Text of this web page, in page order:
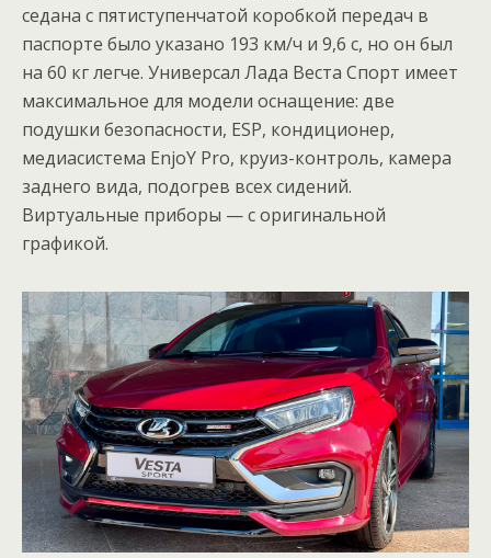
седана с пятиступенчатой коробкой передач в
паспорте было указано 193 км/ч и 9,6 с, но он был
на 60 кг легче. Универсал Лада Веста Спорт имеет
максимальное для модели оснащение: две
подушки безопасности, ESP, кондиционер,
медиасистема EnjoY Pro, круиз-контроль, камера
заднего вида, подогрев всех сидений.
Виртуальные приборы — с оригинальной
графикой.